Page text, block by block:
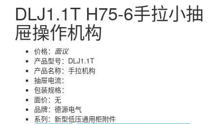
DLJ1.1T H75-6手拉小抽
屉操作机构
价格： 面议
产品型号：DLJ1.1T
产品名称：手拉机构
抽屉电流：
包装规格：
面价：无
品牌：德源电气
系列：新型低压通用柜附件